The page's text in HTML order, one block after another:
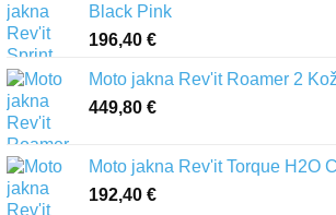
Black Pink
196,40 €
Moto jakna Rev'it Roamer 2
449,80 €
Moto jakna Rev'it Torque H2O
192,40 €